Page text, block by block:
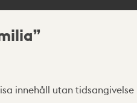
innehåll utan tidsangivelse